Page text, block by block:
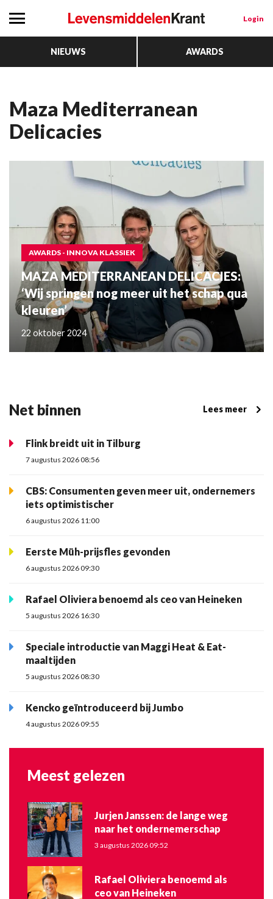
Login
NIEUWS AWARDS
Maza Mediterranean
Delicacies
AWARDS - INNOVA KLASSIEK
MAZA MEDITERRANEAN DELICACIES:
‘Wij springen nog meer uit het schap qua
kleuren’
22 oktober 2024
Net binnen Lees meer
Flink breidt uit in Tilburg
7 augustus 2026 08:56
CBS: Consumenten geven meer uit, ondernemers
iets optimistischer
6 augustus 2026 11:00
Eerste Müh-prijsfles gevonden
6 augustus 2026 09:30
Rafael Oliviera benoemd als ceo van Heineken
5 augustus 2026 16:30
Speciale introductie van Maggi Heat & Eat-
maaltijden
5 augustus 2026 08:30
Kencko geïntroduceerd bij Jumbo
4 augustus 2026 09:55
Meest gelezen
Jurjen Janssen: de lange weg
naar het ondernemerschap
3 augustus 2026 09:52
Rafael Oliviera benoemd als
ceo van Heineken